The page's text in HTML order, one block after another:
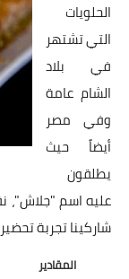
الحلويات
التي تشتهر
في بلاد
الشام عامة
وفي مصر
أيضاً حيث
يطلقون
عليه اسم "جلاش"،
شاركينا تجربة
المقادير